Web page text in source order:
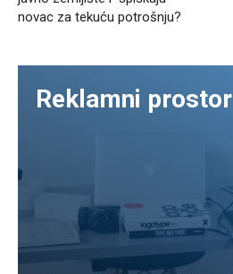
novac za tekuću potrošnju?
Reklamni prostor